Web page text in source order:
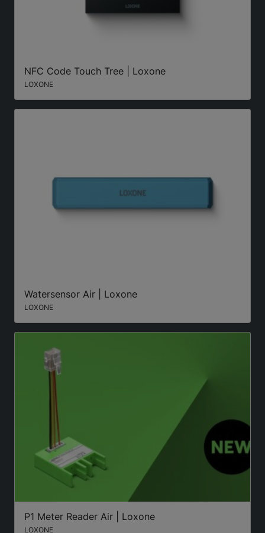
NFC Code Touch Tree | Loxone
LOXONE
Watersensor Air | Loxone
LOXONE
P1 Meter Reader Air | Loxone
LOXONE